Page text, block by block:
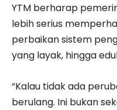
YTM berharap
lebih serius
perbaikan sistem
yang layak, hingga
“Kalau tidak ada
berulang. Ini bukan